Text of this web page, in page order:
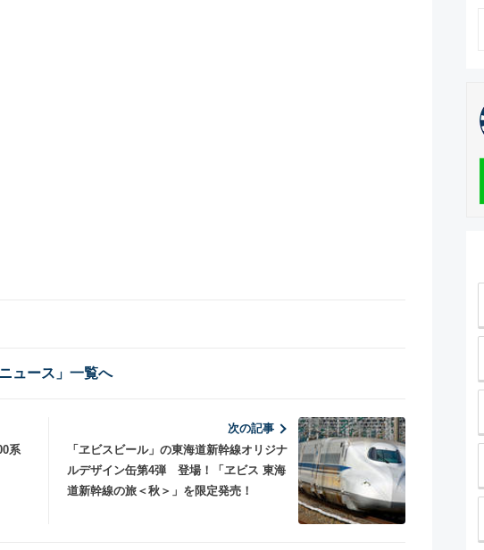
ュース」一覧へ
系
次の記事
「ヱビスビール」の東海道新幹線オリジナ
ルデザイン缶第4弾 登場！「ヱビス 東海
道新幹線の旅＜秋＞」を限定発売！